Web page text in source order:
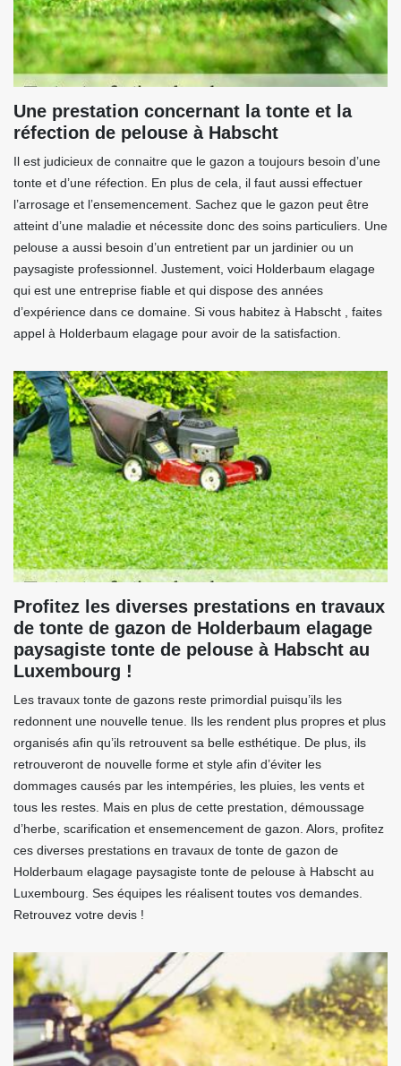
Une prestation concernant la tonte et la
réfection de pelouse à Habscht
Il est judicieux de connaitre que le gazon a toujours besoin d’une
tonte et d’une réfection. En plus de cela, il faut aussi effectuer
l’arrosage et l’ensemencement. Sachez que le gazon peut être
atteint d’une maladie et nécessite donc des soins particuliers. Une
pelouse a aussi besoin d’un entretient par un jardinier ou un
paysagiste professionnel. Justement, voici Holderbaum elagage
qui est une entreprise fiable et qui dispose des années
d’expérience dans ce domaine. Si vous habitez à Habscht , faites
appel à Holderbaum elagage pour avoir de la satisfaction.
Profitez les diverses prestations en travaux
de tonte de gazon de Holderbaum elagage
paysagiste tonte de pelouse à Habscht au
Luxembourg !
Les travaux tonte de gazons reste primordial puisqu’ils les
redonnent une nouvelle tenue. Ils les rendent plus propres et plus
organisés afin qu’ils retrouvent sa belle esthétique. De plus, ils
retrouveront de nouvelle forme et style afin d’éviter les
dommages causés par les intempéries, les pluies, les vents et
tous les restes. Mais en plus de cette prestation, démoussage
d’herbe, scarification et ensemencement de gazon. Alors, profitez
ces diverses prestations en travaux de tonte de gazon de
Holderbaum elagage paysagiste tonte de pelouse à Habscht au
Luxembourg. Ses équipes les réalisent toutes vos demandes.
Retrouvez votre devis !